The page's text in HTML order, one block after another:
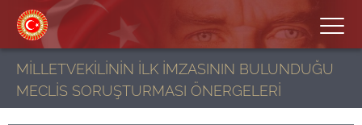
MİLLETVEKİLİNİN İLK İMZASININ BULUNDUĞU
MECLİS SORUŞTURMASI ÖNERGELERİ